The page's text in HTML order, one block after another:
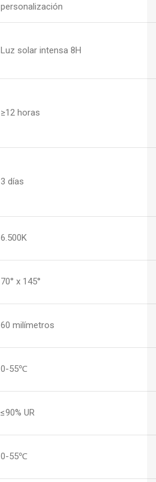
personalización
Luz solar intensa 8H
≥12 horas
3 días
6.500K
70° x 145°
60 milímetros
0-55℃
≤90% UR
0-55℃